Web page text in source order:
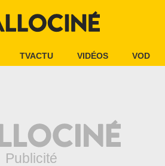
TVACTU VIDÉOS VOD